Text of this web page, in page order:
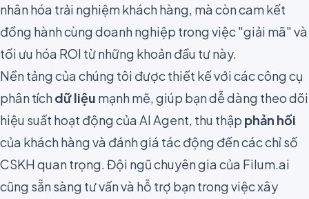
nhân hóa trải nghiệm khách hàng, mà còn cam kết
đồng hành cùng doanh nghiệp trong việc "giải mã" và
tối ưu hóa ROI từ những khoản đầu tư này.
Nền tảng của chúng tôi được thiết kế với các công cụ
phân tíchdữ liệu mạnh mẽ, giúp bạn dễ dàng theo dõi
hiệu suất hoạt động của AI Agent, thu thập phản hồi
của khách hàng và đánh giá tác động đến các chỉ số
CSKH quan trọng. Đội ngũ chuyên gia của Filum.ai
cũng sẵn sàng tư vấn và hỗ trợ bạn trong việc xây